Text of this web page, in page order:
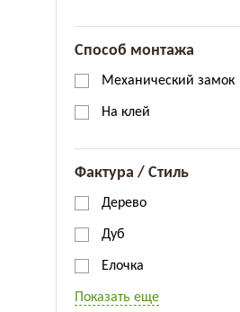
Способ монтажа
Механический замок
На клей
Фактура / Стиль
Дерево
Дуб
Елочка
Показать еще